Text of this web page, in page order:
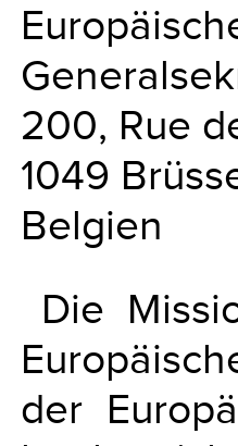
200, Rue
1049
Belgien
Die
der